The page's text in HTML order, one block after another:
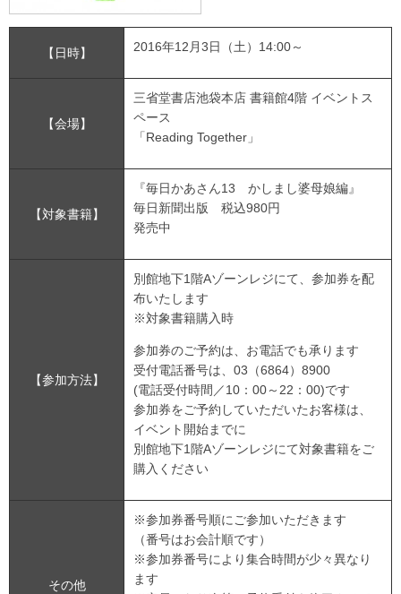
【日時】 2016年12月3日（土）14:00～
【会場】
三省堂書店池袋本店 書籍館4階 イベントス
ペース
「Reading Together」
【対象書籍】
『毎日かあさん13 かしまし婆母娘編』
毎日新聞出版 税込980円
発売中
【参加方法】
別館地下1階Aゾーンレジにて、参加券を配
布いたします
※対象書籍購入時
参加券のご予約は、お電話でも承ります
受付電話番号は、03（6864）8900
(電話受付時間／10：00～22：00)です
参加券をご予約していただいたお客様は、
イベント開始までに
別館地下1階Aゾーンレジにて対象書籍をご
購入ください
その他
※参加券番号順にご参加いただきます
（番号はお会計順です）
※参加券番号により集合時間が少々異なり
ます